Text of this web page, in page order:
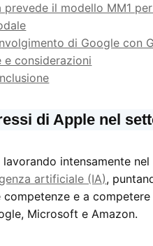
prevede il modello MM1
di Google con
e considerazioni
di Apple nel
intensamente nel
artificiale (IA),
competenze e a
Microsoft e Amazon.